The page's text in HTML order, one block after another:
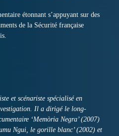
étonnant s’appuyant sur des
de la Sécurité française
et scénariste spécialisé en
Il a dirigé le long-
‘Memòria Negra’ (2007)
Ngui, le gorille blanc’ (2002) et